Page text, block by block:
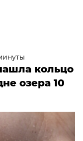
кольцо
озера 10